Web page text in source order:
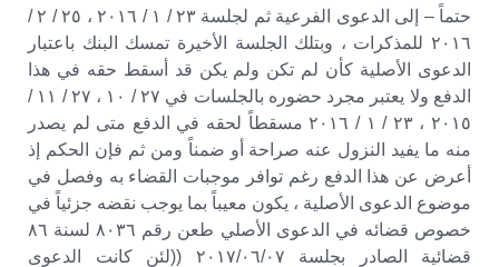
حتماً – إلى الدعوى الفرعية ثم لجلسة ٢٣ / ١ / ٢٠١٦ ، ٢٥ / ٢ /
٢٠١٦ للمذكرات ، وبتلك الجلسة الأخيرة تمسك البنك باعتبار
الدعوى الأصلية كأن لم تكن ولم يكن قد أسقط حقه في هذا
الدفع ولا يعتبر مجرد حضوره بالجلسات في ٢٧ / ١٠ ، ٢٧ / ١١ /
٢٠١٥ ، ٢٣ / ١ / ٢٠١٦ مسقطاً لحقه في الدفع متى لم يصدر
منه ما يفيد النزول عنه صراحة أو ضمناً ومن ثم فإن الحكم إذ
أعرض عن هذا الدفع رغم توافر موجبات القضاء به وفصل في
موضوع الدعوى الأصلية ، يكون معيباً بما يوجب نقضه جزئياً في
خصوص قضائه في الدعوى الأصلي طعن رقم ٨٠٣٦ لسنة ٨٦
قضائية الصادر بجلسة ٢٠١٧/٠٦/٠٧ ((لئن كانت الدعوى